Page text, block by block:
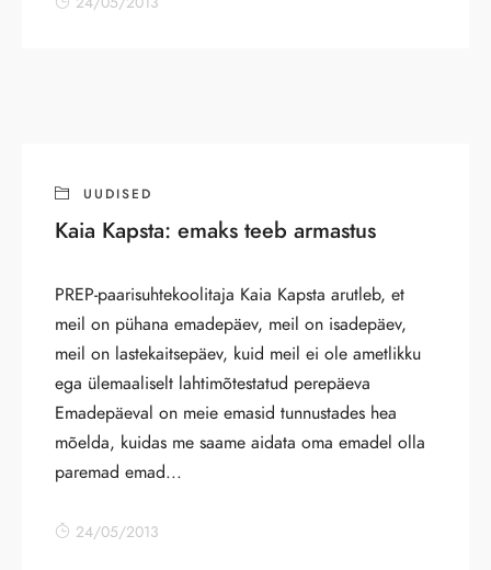
UUDISED
Kaia Kapsta: emaks teeb armastus
PREP-paarisuhtekoolitaja Kaia Kapsta arutleb, et
meil on pühana emadepäev, meil on isadepäev,
meil on lastekaitsepäev, kuid meil ei ole ametlikku
ega ülemaaliselt lahtimõtestatud perepäeva
Emadepäeval on meie emasid tunnustades hea
mõelda, kuidas me saame aidata oma emadel olla
paremad emad...
24/05/2013